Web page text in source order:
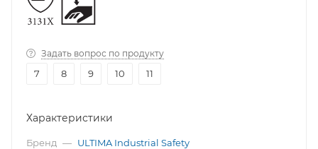
Задать вопрос по продукту
7 8 9 10 11
Характеристики
Бренд — ULTIMA Industrial Safety